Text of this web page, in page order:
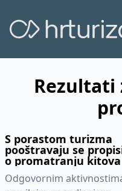
Rezultati
S porastom turizma
pooštravaju se
o promatranju kitova
Odgovornim